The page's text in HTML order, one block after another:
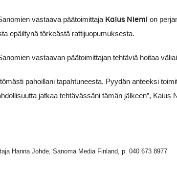
vastaava päätoimittaja Kaius Niemi on
epäiltynä törkeästä rattijuopumuksesta.
vastaavan päätoimittajan tehtäviä hoitaa
pahoillani tapahtuneesta. Pyydän anteeksi
jatkaa tehtävässäni tämän jälkeen”, Kaius
Hanna Johde, Sanoma Media Finland, p. 040 673 8977